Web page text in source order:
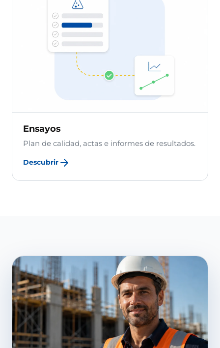
Ensayos
Plan de calidad, actas e informes de resultados.
Descubrir